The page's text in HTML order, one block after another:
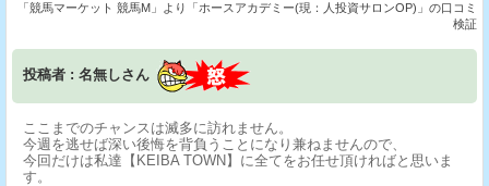
「競馬マーケット 競馬M」より「ホースアカデミー(現：人投資サロンOP)」の口コミ
検証
投稿者 : 名無しさん
ここまでのチャンスは滅多に訪れません。
今週を逃せば深い後悔を背負うことになり兼ねませんので、
今回だけは私達【KEIBA TOWN】に全てをお任せ頂ければと思いま
す。